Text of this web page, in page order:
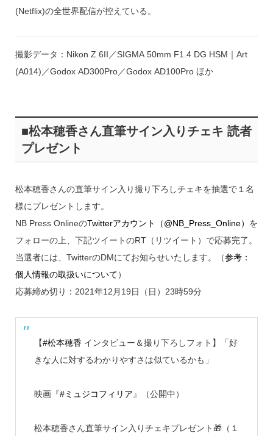
(Netflix)の全世界配信が控えている。
撮影データ：Nikon Z 6II／SIGMA 50mm F1.4 DG HSM｜Art
(A014)／Godox AD300Pro／Godox AD100Pro ほか
■松本穂香さん直筆サイン入りチェキ 読者
プレゼント
松本穂香さんの直筆サイン入り撮り下ろしチェキを抽選で１名
様にプレゼントします。
NB Press OnlineのTwitterアカウント（@NB_Press_Online） を
フォローの上、下記ツイートのRT（リツイート）で応募完了。
当選者には、TwitterのDMにてお知らせいたします。（参考：
個人情報の取扱いについて）
応募締め切り：2021年12月19日（日）23時59分
【#松本穂香インタビュー＆撮り下ろしフォト】「好
きな人に対するわかりやすさは似ているかも」
映画『#ミュジコフィリア』（公開中）
松本穂香さん直筆サイン入りチェキプレゼント🎁（１